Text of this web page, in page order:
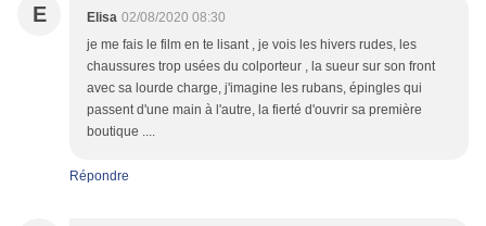
E Elisa 02/08/2020 08:30
je me fais le film en te lisant , je vois les hivers rudes, les
chaussures trop usées du colporteur , la sueur sur son front
avec sa lourde charge, j'imagine les rubans, épingles qui
passent d'une main à l'autre, la fierté d'ouvrir sa première
boutique ....
Répondre